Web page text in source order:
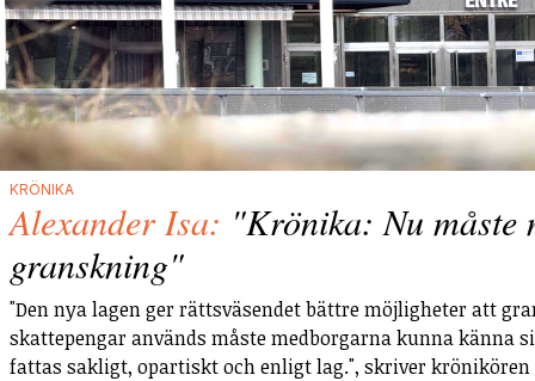
KRÖNIKA
Alexander Isa: "Krönika: Nu måste
granskning"
"Den nya lagen ger rättsväsendet bättre möjligheter att
skattepengar används måste medborgarna kunna känna
fattas sakligt, opartiskt och enligt lag.", skriver krönikören